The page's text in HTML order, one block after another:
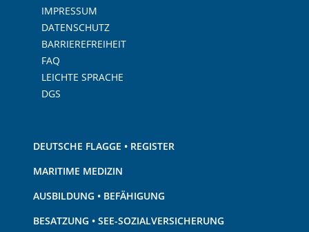
IMPRESSUM
DATENSCHUTZ
BARRIEREFREIHEIT
FAQ
LEICHTE SPRACHE
DGS
DEUTSCHE FLAGGE • REGISTER
MARITIME MEDIZIN
AUSBILDUNG • BEFÄHIGUNG
BESATZUNG • SEE-SOZIALVERSICHERUNG